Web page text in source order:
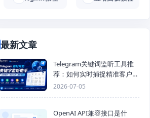
最新文章
Telegram关键词监听工具推
荐：如何实时捕捉精准客户，
提高获客效率？
2026-07-05
OpenAI API兼容接口是什